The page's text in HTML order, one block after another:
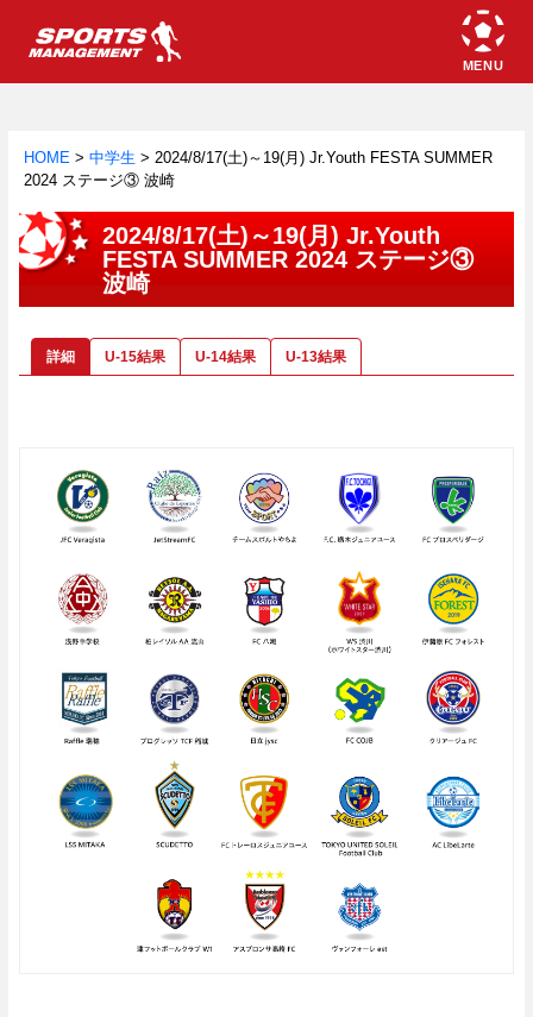
HOME >中学生 >2024/8/17(土)～19(月) Jr.Youth FESTA SUMMER
2024 ステージ③ 波崎
2024/8/17(土)～19(月) Jr.Youth
FESTA SUMMER 2024 ステージ③
波崎
詳細 U-15結果 U-14結果 U-13結果